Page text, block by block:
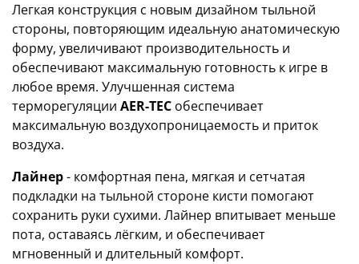
Легкая конструкция с новым дизайном тыльной
стороны, повторяющим идеальную анатомическую
форму, увеличивают производительность и
обеспечивают максимальную готовность к игре в
любое время. Улучшенная система
терморегуляции AER-TEC обеспечивает
максимальную воздухопроницаемость и приток
воздуха.
Лайнер- комфортная пена, мягкая и сетчатая
подкладки на тыльной стороне кисти помогают
сохранить руки сухими. Лайнер впитывает меньше
пота, оставаясь лёгким, и обеспечивает
мгновенный и длительный комфорт.